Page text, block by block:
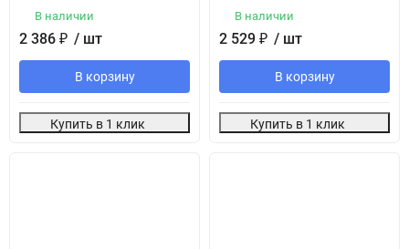
В наличии
2 386 ₽ / шт
В корзину
Купить в 1 клик
В наличии
2 529 ₽ / шт
В корзину
Купить в 1 клик